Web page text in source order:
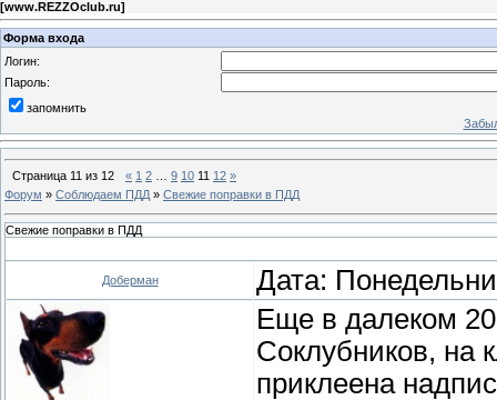
[www.REZZOclub.ru]
Форма входа
Логин:
Пароль:
запомнить
Страница 11 из 12 « 1 2 9 10 11 12 »
Форум » Соблюдаем ПДД » Свежие поправки в ПДД
Свежие поправки в ПДД
Доберман Дата:
Еще в далеком
Соклубников, на
приклеена